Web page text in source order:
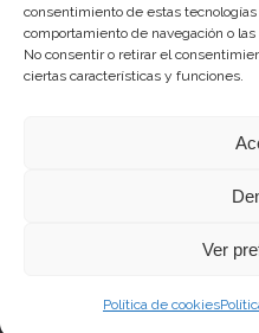
consentimiento de estas
comportamiento de navegación o
No consentir o retirar el
ciertas características y funciones.
Ver
Política de cookies
Regulador es financiada,
Instituto Canario de